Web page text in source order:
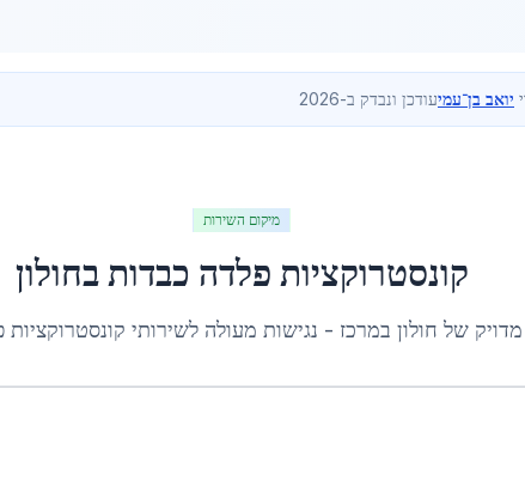
יואב בן־עמיעודכן ונבדק ב-2026
מיקום השירות
קונסטרוקציות פלדה כבדות בחולון
של חולון במרכז - נגישות מעולה לשירותי